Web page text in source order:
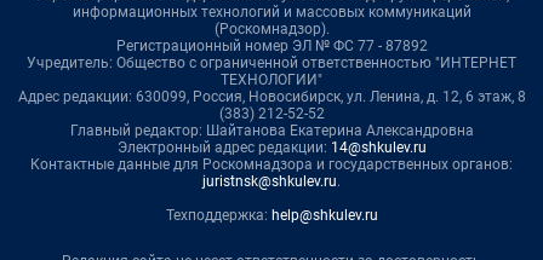
информационных технологий и массовых коммуникаций
(Роскомнадзор).
Регистрационный номер ЭЛ № ФС 77 - 87892
Учредитель: Общество с ограниченной ответственностью "ИНТЕРНЕТ
ТЕХНОЛОГИИ"
Адрес редакции: 630099, Россия, Новосибирск, ул. Ленина, д. 12, 6 этаж, 8
(383) 212-52-52
Главный редактор: Шайтанова Екатерина Александровна
Электронный адрес редакции: 14@shkulev.ru
Контактные данные для Роскомнадзора и государственных органов:
juristnsk@shkulev.ru.
Техподдержка: help@shkulev.ru